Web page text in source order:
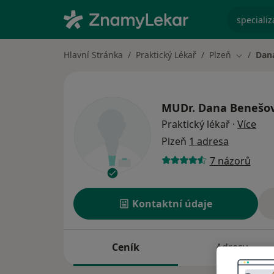
Hlavní Stránka Praktický Lékař Plzeň Změna
MUDr. Dana
Praktický lékař · Více
Plzeň 1 adresa
7 názorů
Kontaktní údaje
Ceník Adresy